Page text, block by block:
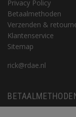
Privacy Policy
Betaalmethoden
Verzenden &
Klantenservice
Sitemap
rick@rdae.nl